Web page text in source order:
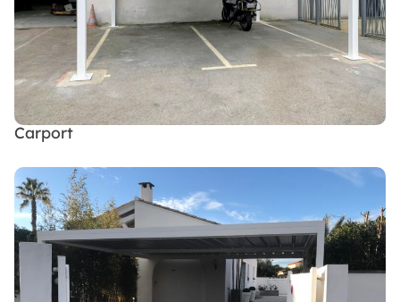
Carport